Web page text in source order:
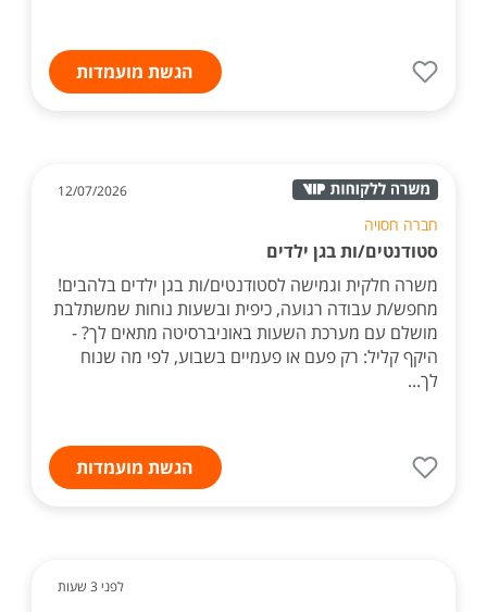
הגשת מועמדות
12/07/2026
חברה חסויה
סטודנטים/ות בגן ילדים
משרה חלקית וגמישה לסטודנטים/ות בגן ילדים בלהבים!
מחפש/ת עבודה רגועה, כיפית ובשעות נוחות שמשתלבת
מושלם עם מערכת השעות באוניברסיטה מתאים לך? -
היקף קליל: רק פעם או פעמיים בשבוע, לפי מה שנוח
לך...
הגשת מועמדות
לפני 3 שעות